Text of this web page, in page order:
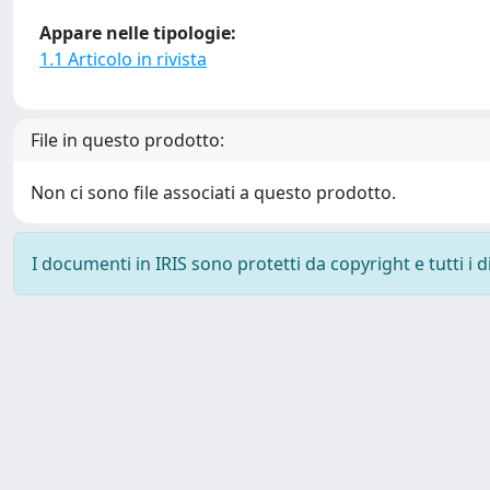
Appare nelle tipologie:
1.1 Articolo in rivista
File in questo prodotto:
Non ci sono file associati a questo prodotto.
I documenti in IRIS sono protetti da copyright e tutti i